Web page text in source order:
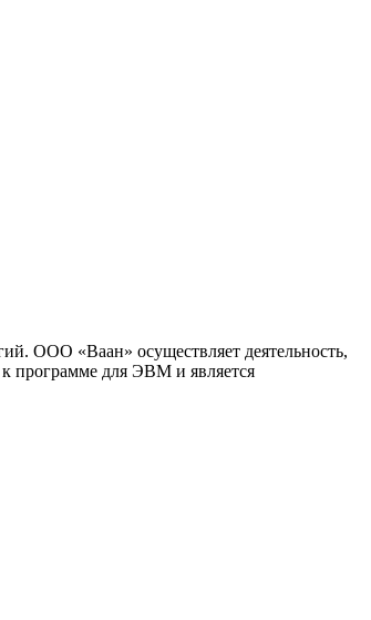
ООО «Ваан» осуществляет деятельность,
программе для ЭВМ и является